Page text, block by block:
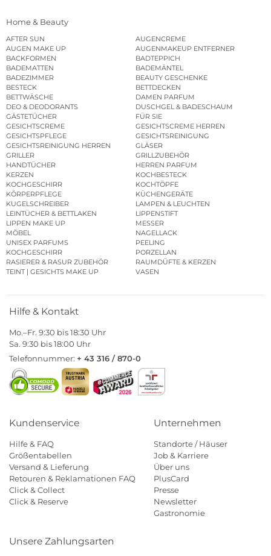
Home & Beauty
AFTER SUN
AUGENCREME
AUGEN MAKE UP
AUGENMAKEUP ENTFERNER
BACKFORMEN
BADTEPPICH
BADEMATTEN
BADEMÄNTEL
BADEZIMMER
BEAUTY GESCHENKE
BESTECK
BETTDECKEN
BETTWÄSCHE
DAMEN PARFUM
DEO & DEODORANTS
DUSCHGEL & BADESCHAUM
GÄSTETÜCHER
FÜR SIE
GESICHTSCREME
GESICHTSCREME HERREN
GESICHTSPFLEGE
GESICHTSREINIGUNG
GESICHTSREINIGUNG HERREN
GLÄSER
GRILLER
GRILLZUBEHÖR
HANDTÜCHER
HERREN PARFUM
KERZEN
KOCHBESTECK
KOCHGESCHIRR
KOCHTÖPFE
KÖRPERPFLEGE
KÜCHENGERÄTE
KUGELSCHREIBER
LAMPEN & LEUCHTEN
LEINTÜCHER & BETTLAKEN
LIPPENSTIFT
LIPPEN MAKE UP
MESSER
MÖBEL
NAGELLACK
UNISEX PARFUMS
PEELING
KOCHGESCHIRR
PORZELLAN
RASIERER & RASUR ZUBEHÖR
RAUMDÜFTE & KERZEN
TEINT | GESICHTS MAKE UP
VASEN
Hilfe & Kontakt
Mo.–Fr. 9:30 bis 18:30 Uhr
Sa. 9:30 bis 18:00 Uhr
Telefonnummer: + 43 316 / 870-0
Kundenservice
Hilfe & FAQ
Größentabellen
Versand & Lieferung
Retouren & Reklamationen FAQ
Click & Collect
Click & Reserve
Unternehmen
Standorte / Häuser
Job & Karriere
Über uns
PlusCard
Presse
Newsletter
Gastronomie
Unsere Zahlungsarten